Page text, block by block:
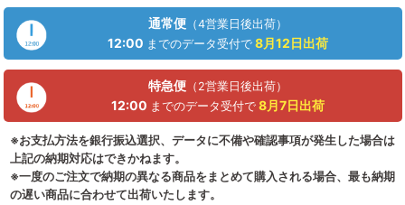
通常便 （4営業日後出荷）
12:00 までのデータ受付で 8月12日出荷
特急便 （2営業日後出荷）
12:00 までのデータ受付で 8月7日出荷
※お支払方法を銀行振込選択、データに不備や確認事項が発生した場合は
上記の納期対応はできかねます。
※一度のご注文で納期の異なる商品をまとめて購入される場合、最も納期
の遅い商品に合わせて出荷いたします。